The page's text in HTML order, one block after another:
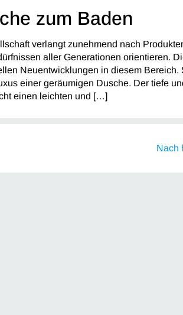
zum Baden
verlangt zunehmend nach
aller Generationen orientieren.
Neuentwicklungen in diesem Bereich.
einer geräumigen Dusche. Der tiefe
einen leichten und […]
Nach